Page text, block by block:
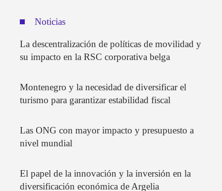
Noticias
La descentralización de políticas de movilidad y
su impacto en la RSC corporativa belga
Montenegro y la necesidad de diversificar el
turismo para garantizar estabilidad fiscal
Las ONG con mayor impacto y presupuesto a
nivel mundial
El papel de la innovación y la inversión en la
diversificación económica de Argelia